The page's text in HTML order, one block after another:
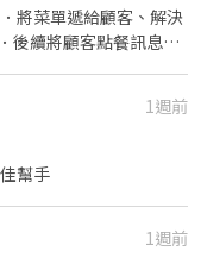
將菜單遞給顧客、解決
後續將顧客點餐訊息通
助手，處理烹飪前與烹
洗、剝、削、切各種
．準備不同餐點所需要
1週前
幫手
1週前